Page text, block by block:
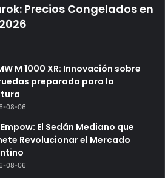
Precios Congelados en
M 1000 XR: Innovación sobre
preparada para la
08-06
El Sedán Mediano que
Revolucionar el Mercado
08-06